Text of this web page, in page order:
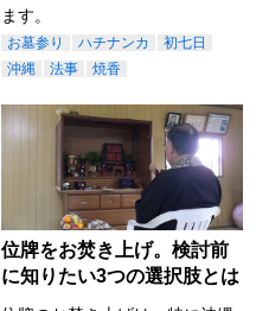
ます。
お墓参り ハチナンカ
初七日
沖縄
法事 焼香
位牌をお焚き上げ。検討前
に知りたい3つの選択肢とは